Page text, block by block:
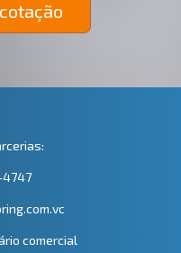
comercial